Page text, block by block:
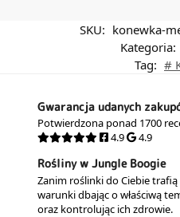
SKU: konewka-
Kategoria:
Tag: #
Gwarancja udanych
Potwierdzona ponad 1700
4.9
4.9
Rośliny w Jungle Boogie
Zanim roślinki do Ciebie
warunki dbając o właściwą
oraz kontrolując ich zdrowie.